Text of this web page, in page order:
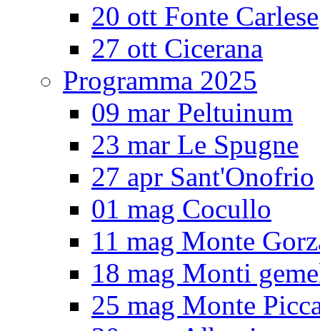
20 ott Fonte Carlese
27 ott Cicerana
Programma 2025
09 mar Peltuinum
23 mar Le Spugne
27 apr Sant'Onofrio
01 mag Cocullo
11 mag Monte
18 mag Monti
25 mag Monte